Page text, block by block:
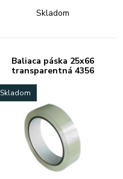
Skladom
Baliaca páska 25x66
transparentná 4356
Skladom